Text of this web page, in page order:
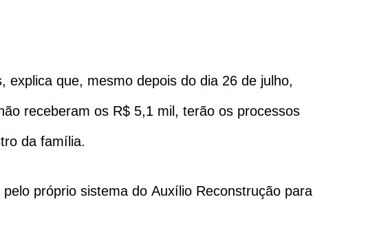
que, mesmo depois do dia 26 de julho,
receberam os R$ 5,1 mil, terão os processos
da família.
próprio sistema do Auxílio Reconstrução para